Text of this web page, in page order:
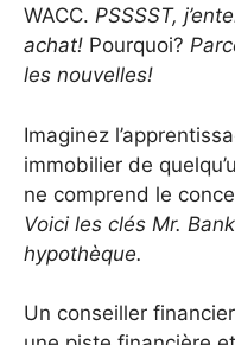
WACC. PSSSST,
achat! Pourquoi?
les nouvelles!
Imaginez
immobilier de
ne comprend le
Voici les clés Mr.
hypothèque.
Un conseiller